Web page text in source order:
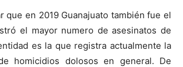
que en 2019 Guanajuato también fue el
el mayor numero de asesinatos de
es la que registra actualmente la
homicidios dolosos en general. De